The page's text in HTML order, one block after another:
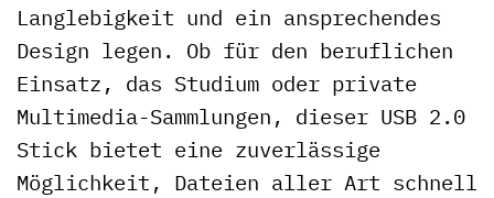
Langlebigkeit und ein ansprechendes
Design legen. Ob für den beruflichen
Einsatz, das Studium oder private
Multimedia-Sammlungen, dieser USB 2.0
Stick bietet eine zuverlässige
Möglichkeit, Dateien aller Art schnell